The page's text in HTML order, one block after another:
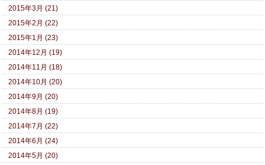
2015年3月 (21)
2015年2月 (22)
2015年1月 (23)
2014年12月 (19)
2014年11月 (18)
2014年10月 (20)
2014年9月 (20)
2014年8月 (19)
2014年7月 (22)
2014年6月 (24)
2014年5月 (20)